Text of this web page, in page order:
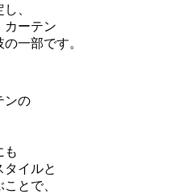
、
カーテン
一部です。
ンの
も
イルと
とで、